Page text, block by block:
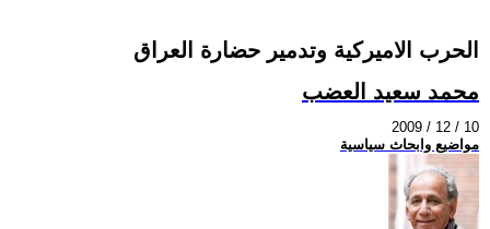
الحرب الاميركية وتدمير حضارة العراق
محمد سعيد العضب
2009 / 12 / 10
مواضيع وابحاث سياسية